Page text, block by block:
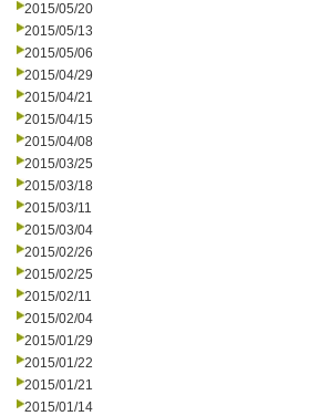
2015/05/20
2015/05/13
2015/05/06
2015/04/29
2015/04/21
2015/04/15
2015/04/08
2015/03/25
2015/03/18
2015/03/11
2015/03/04
2015/02/26
2015/02/25
2015/02/11
2015/02/04
2015/01/29
2015/01/22
2015/01/21
2015/01/14